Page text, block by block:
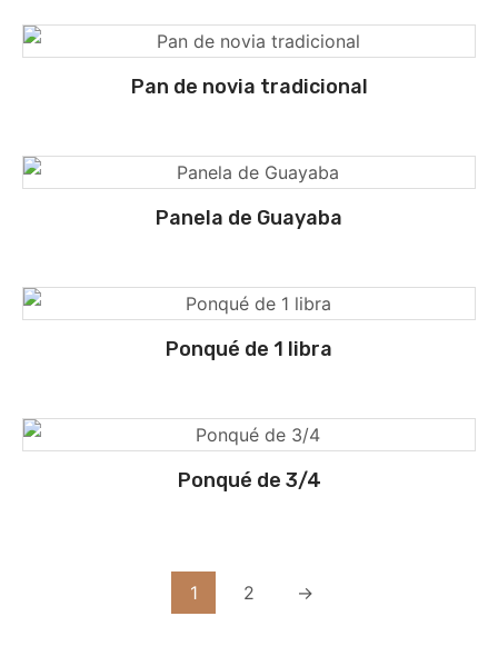
Pan de novia tradicional
Panela de Guayaba
Ponqué de 1 libra
Ponqué de 3/4
1 2 →